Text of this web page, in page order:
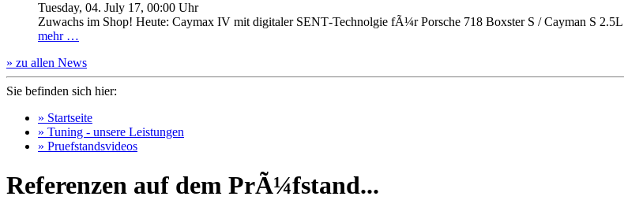
Tuesday, 04. July 17, 00:00 Uhr
Zuwachs im Shop! Heute: Caymax IV mit digitaler SENT‐Technolgie fÃ¼r Porsche 718 Boxster S / Cayman S
mehr …
» zu allen News
Sie befinden sich hier:
» Startseite
» Tuning - unsere Leistungen
» Pruefstandsvideos
Referenzen auf dem PrÃ¼fstand...